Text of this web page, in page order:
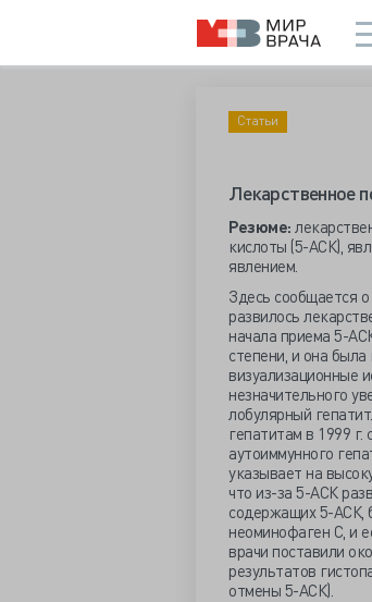
Статьи
Лекарственное
Резюме:
кислоты (5-АСК),
явлением.
Здесь сообщается
развилось
начала приема 5-
степени, и она
визуализационные
незначительного
лобулярный
гепатитам в 1999
аутоиммунного
указывает на
что из-за 5-АСК
содержащих 5-АСК,
неоминофаген С, и
врачи поставили
результатов
отмены 5-АСК).